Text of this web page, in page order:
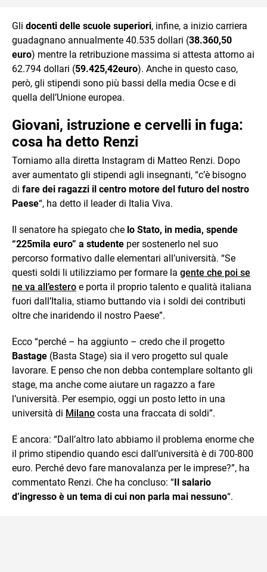
Gli docenti delle scuole superiori, infine, a inizio carriera
guadagnano annualmente 40.535 dollari (38.360,50
euro) mentre la retribuzione massima si attesta attorno ai
62.794 dollari (59.425,42euro). Anche in questo caso,
però, gli stipendi sono più bassi della media Ocse e di
quella dell’Unione europea.
Giovani, istruzione e cervelli in fuga:
cosa ha detto Renzi
Torniamo alla diretta Instagram di Matteo Renzi. Dopo
aver aumentato gli stipendi agli insegnanti, “c’è bisogno
di fare dei ragazzi il centro motore del futuro del nostro
Paese“, ha detto il leader di Italia Viva.
Il senatore ha spiegato che lo Stato, in media, spende
“225mila euro” a studente per sostenerlo nel suo
percorso formativo dalle elementari all’università. “Se
questi soldi li utilizziamo per formare la gente che poi se
ne va all’estero e porta il proprio talento e qualità italiana
fuori dall’Italia, stiamo buttando via i soldi dei contributi
oltre che inaridendo il nostro Paese”.
Ecco “perché – ha aggiunto – credo che il progetto
Bastage (Basta Stage) sia il vero progetto sul quale
lavorare. E penso che non debba contemplare soltanto gli
stage, ma anche come aiutare un ragazzo a fare
l’università. Per esempio, oggi un posto letto in una
università di Milano costa una fraccata di soldi”.
E ancora: “Dall’altro lato abbiamo il problema enorme che
il primo stipendio quando esci dall’università è di 700-800
euro. Perché devo fare manovalanza per le imprese?”, ha
commentato Renzi. Che ha concluso: “Il salario
d’ingresso è un tema di cui non parla mai nessuno“.